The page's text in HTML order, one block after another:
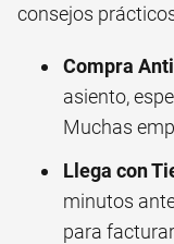
consejos
Compra
asiento,
Muchas
Llega con
minutos
para